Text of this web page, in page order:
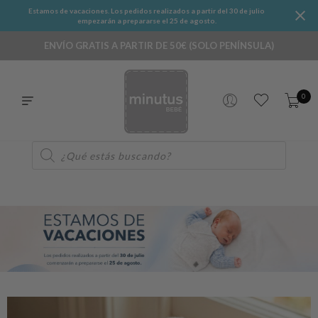
Estamos de vacaciones. Los pedidos realizados a partir del 30 de julio
empezarán a prepararse el 25 de agosto.
ENVÍO GRATIS A PARTIR DE 50€ (SOLO PENÍNSULA)
0
de
productos